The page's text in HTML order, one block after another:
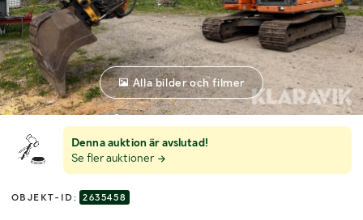
Denna auktion är avslutad!
Se fler auktioner
OBJEKT-ID: 2635458
Alla bilder och filmer